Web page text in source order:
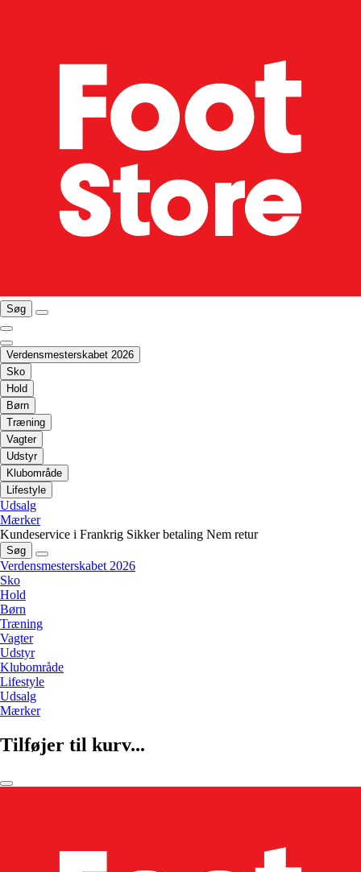
Søg
Verdensmesterskabet 2026
Sko
Hold
Børn
Træning
Vagter
Udstyr
Klubområde
Lifestyle
Udsalg
Mærker
Kundeservice i Frankrig Sikker betaling Nem retur
Søg
Verdensmesterskabet 2026
Sko
Hold
Børn
Træning
Vagter
Udstyr
Klubområde
Lifestyle
Udsalg
Mærker
Tilføjer til kurv...